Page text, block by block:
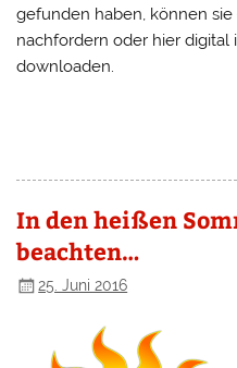
gefunden haben, können
nachfordern oder hier digital
downloaden.
In den heißen
beachten…
25. Juni 2016